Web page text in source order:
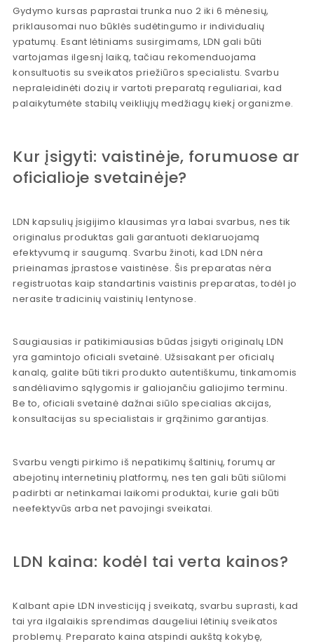
Gydymo kursas paprastai trunka nuo 2 iki 6 mėnesių,
priklausomai nuo būklės sudėtingumo ir individualių
ypatumų. Esant lėtiniams susirgimams, LDN gali būti
vartojamas ilgesnį laiką, tačiau rekomenduojama
konsultuotis su sveikatos priežiūros specialistu. Svarbu
nepraleidinėti dozių ir vartoti preparatą reguliariai, kad
palaikytumėte stabilų veikliųjų medžiagų kiekį organizme.
Kur įsigyti: vaistinėje, forumuose ar
oficialioje svetainėje?
LDN kapsulių įsigijimo klausimas yra labai svarbus, nes tik
originalus produktas gali garantuoti deklaruojamą
efektyvumą ir saugumą. Svarbu žinoti, kad LDN nėra
prieinamas įprastose vaistinėse. Šis preparatas nėra
registruotas kaip standartinis vaistinis preparatas, todėl jo
nerasite tradicinių vaistinių lentynose.
Saugiausias ir patikimiausias būdas įsigyti originalų LDN
yra gamintojo oficiali svetainė. Užsisakant per oficialų
kanalą, galite būti tikri produkto autentiškumu, tinkamomis
sandėliavimo sąlygomis ir galiojančiu galiojimo terminu.
Be to, oficiali svetainė dažnai siūlo specialias akcijas,
konsultacijas su specialistais ir grąžinimo garantijas.
Svarbu vengti pirkimo iš nepatikimų šaltinių, forumų ar
abejotinų internetinių platformų, nes ten gali būti siūlomi
padirbti ar netinkamai laikomi produktai, kurie gali būti
neefektyvūs arba net pavojingi sveikatai.
LDN kaina: kodėl tai verta kainos?
Kalbant apie LDN investiciją į sveikatą, svarbu suprasti, kad
tai yra ilgalaikis sprendimas daugeliui lėtinių sveikatos
problemų. Preparato kaina atspindi aukštą kokybę,